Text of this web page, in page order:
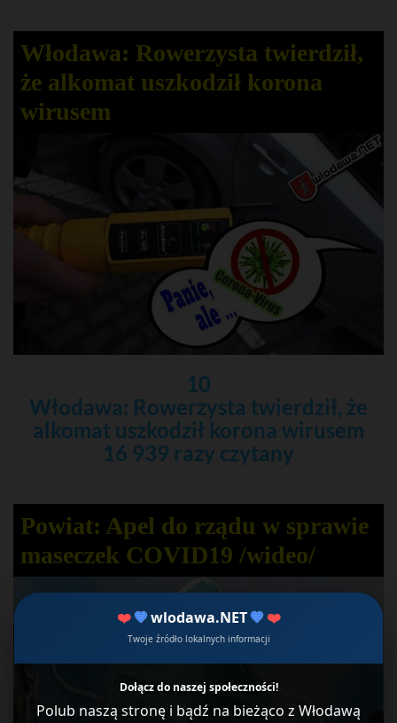
❤️ 💙wlodawa.NET 💙❤️
Twoje źródło lokalnych informacji
Dołącz do naszej społeczności!
Polub naszą stronę i bądź na bieżąco z Włodawą
Włodawa: Rowerzysta twierdził,
że alkomat uszkodził korona
wirusem
10
Włodawa: Rowerzysta twierdził, że
alkomat uszkodził korona wirusem
16 939 razy czytany
Powiat: Apel do rządu w sprawie
maseczek COVID19 /wideo/